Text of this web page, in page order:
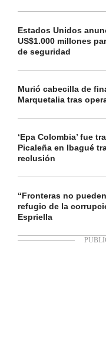
Estados Unidos
US$1.000 millones
de seguridad
Murió cabecilla de
Marquetalia tras
‘Epa Colombia’ fue
Picaleña en Ibagué
reclusión
“Fronteras no
refugio de la
Espriella